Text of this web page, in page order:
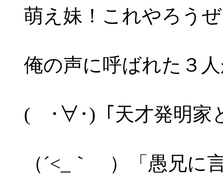
萌え妹！これやろう
俺の声に呼ばれた３
( ･∀･)「天才発明家
（´<_｀ ）「愚兄に